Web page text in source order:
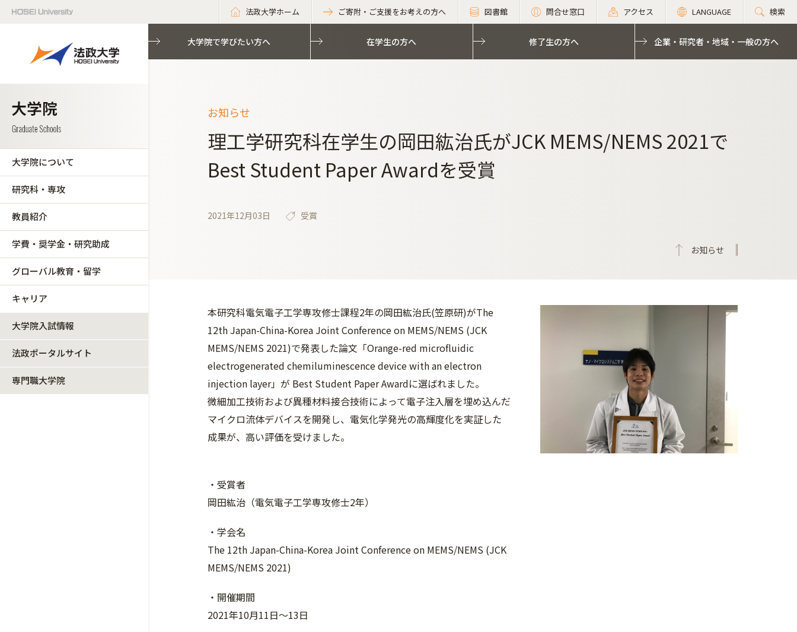
法政大学ホーム ご寄附・ご支援をお考えの方へ 図書館 問合せ窓口 アクセス LANGUAGE 検索
大学院について
研究科・専攻
教員紹介
学費・奨学金・研究助成
グローバル教育・留学
キャリア
大学院入試情報
法政ポータルサイト
専門職大学院
大学院で学びたい方へ 在学生の方へ 修了生の方へ 企業・研究者・地域・一般の方へ
お知らせ
理工学研究科在学生の岡田紘治氏がJCK MEMS/NEMS 2021で
Best Student Paper Awardを受賞
2021年12月03日 受賞
お知らせ
本研究科電気電子工学専攻修士課程2年の岡田紘治氏(笠原研)がThe
12th Japan-China-Korea Joint Conference on MEMS/NEMS (JCK
MEMS/NEMS 2021)で発表した論文「Orange-red microfluidic
electrogenerated chemiluminescence device with an electron
injection layer」が Best Student Paper Awardに選ばれました。
微細加工技術および異種材料接合技術によって電子注入層を埋め込んだ
マイクロ流体デバイスを開発し、電気化学発光の高輝度化を実証した
成果が、高い評価を受けました。
・受賞者
岡田紘治（電気電子工学専攻修士2年）
・学会名
The 12th Japan-China-Korea Joint Conference on MEMS/NEMS (JCK
MEMS/NEMS 2021)
・開催期間
2021年10月11日～13日